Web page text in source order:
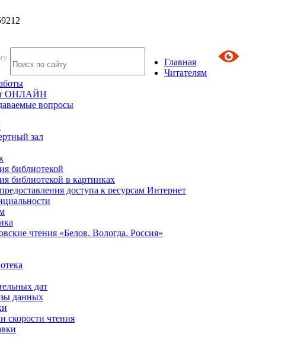
Главная
Читателям
ОНЛАЙН
вопросы
зал
библиотекой
библиотекой в картинках
доступа к ресурсам Интернет
чтения «Белов. Вологда. Россия»
дат
данных
скорости чтения